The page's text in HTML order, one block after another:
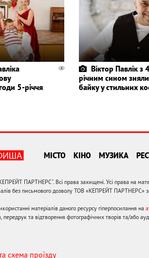
5-річчя
Віктор Павлік з
річним сином
байку у стильних
МІСТО КІНО МУЗИКА
ПАРТНЕРС". Всі права захищені. Усі права на
без письмового дозволу ТОВ «КЕПРЕЙТ ПАРТНЕРС»
матеріалів даного ресурсу гіперпосилання на
та відтворення фотографічних творів та/або
схема проїзду